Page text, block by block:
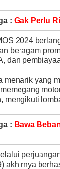
: Gak Perlu
2024
beragam
dan
menarik yang
mengikuti
: Bawa
akhirnya